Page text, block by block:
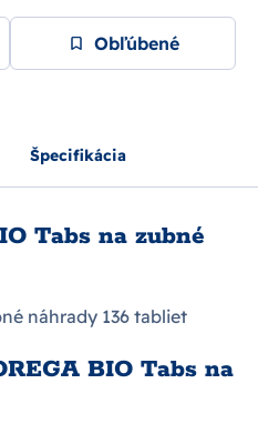
Obľúbené
Špecifikácia
Tabs na zubné
náhrady 136 tabliet
BIO Tabs na